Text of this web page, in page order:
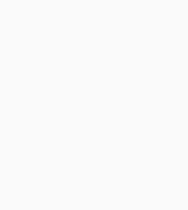
Pošlite nám, ja neviem,
čo je dosť veľa peňazí, ale za
hodnote 20 bitcoinov. Znie
jediné, čo sa stane je, že vy
a tých 20 bitcoinov už
Čiže to sú také schémy
z rozprávky o nigérijskom
nigérijskom princovi. Čiže
zdedil obrovské